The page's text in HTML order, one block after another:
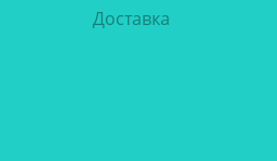
Доставка